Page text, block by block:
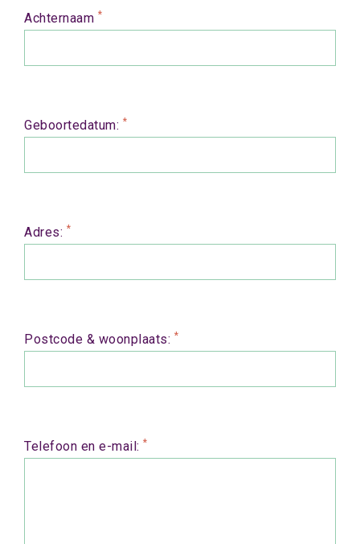
Achternaam *
Geboortedatum: *
Adres: *
Postcode & woonplaats: *
Telefoon en e-mail: *